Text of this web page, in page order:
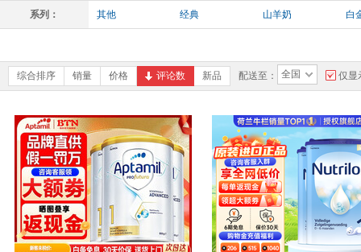
系列： 其他 经典 山羊奶 白
综合排序 销量 价格 评论数 新品 配送至： 全国 仅显